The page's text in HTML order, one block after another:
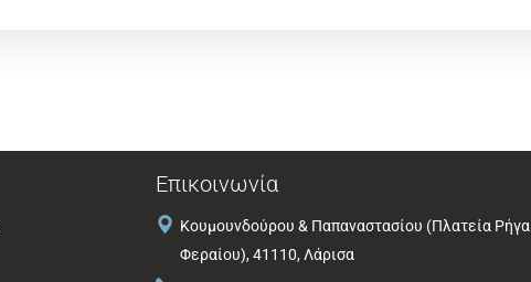
Επικοινωνία
Κουμουνδούρου & Παπαναστασίου (Πλατεία Ρήγα
Φεραίου), 41110, Λάρισα